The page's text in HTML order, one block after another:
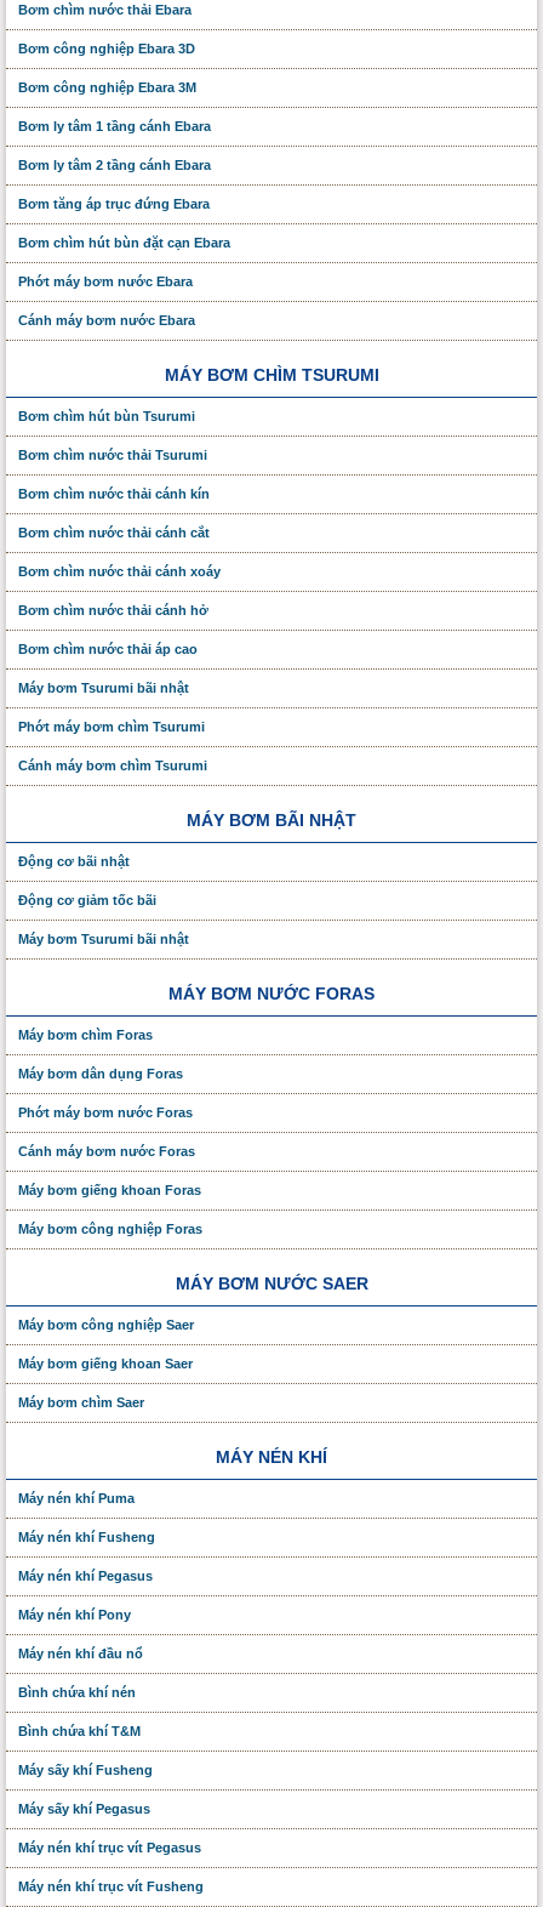
Bơm chìm nước thải Ebara
Bơm công nghiệp Ebara 3D
Bơm công nghiệp Ebara 3M
Bơm ly tâm 1 tầng cánh Ebara
Bơm ly tâm 2 tầng cánh Ebara
Bơm tăng áp trục đứng Ebara
Bơm chìm hút bùn đặt cạn Ebara
Phớt máy bơm nước Ebara
Cánh máy bơm nước Ebara
MÁY BƠM CHÌM TSURUMI
Bơm chìm hút bùn Tsurumi
Bơm chìm nước thải Tsurumi
Bơm chìm nước thải cánh kín
Bơm chìm nước thải cánh cắt
Bơm chìm nước thải cánh xoáy
Bơm chìm nước thải cánh hở
Bơm chìm nước thải áp cao
Máy bơm Tsurumi bãi nhật
Phớt máy bơm chìm Tsurumi
Cánh máy bơm chìm Tsurumi
MÁY BƠM BÃI NHẬT
Động cơ bãi nhật
Động cơ giảm tốc bãi
Máy bơm Tsurumi bãi nhật
MÁY BƠM NƯỚC FORAS
Máy bơm chìm Foras
Máy bơm dân dụng Foras
Phớt máy bơm nước Foras
Cánh máy bơm nước Foras
Máy bơm giếng khoan Foras
Máy bơm công nghiệp Foras
MÁY BƠM NƯỚC SAER
Máy bơm công nghiệp Saer
Máy bơm giếng khoan Saer
Máy bơm chìm Saer
MÁY NÉN KHÍ
Máy nén khí Puma
Máy nén khí Fusheng
Máy nén khí Pegasus
Máy nén khí Pony
Máy nén khí đầu nổ
Bình chứa khí nén
Bình chứa khí T&M
Máy sấy khí Fusheng
Máy sấy khí Pegasus
Máy nén khí trục vít Pegasus
Máy nén khí trục vít Fusheng